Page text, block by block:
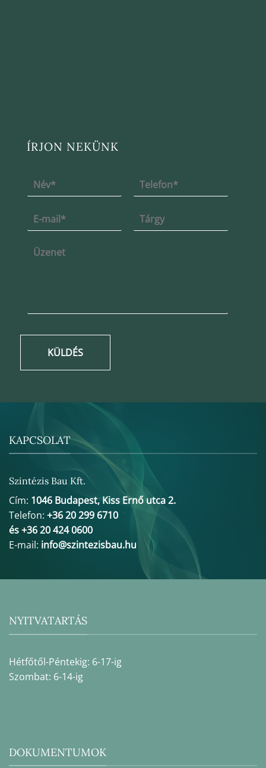
ÍRJON NEKÜNK
KÜLDÉS
KAPCSOLAT
Szintézis Bau Kft.
Cím: 1046 Budapest, Kiss Ernő utca 2.
Telefon: +36 20 299 6710
és +36 20 424 0600
E-mail: info@szintezisbau.hu
NYITVATARTÁS
Hétfőtől-Péntekig: 6-17-ig
Szombat: 6-14-ig
DOKUMENTUMOK